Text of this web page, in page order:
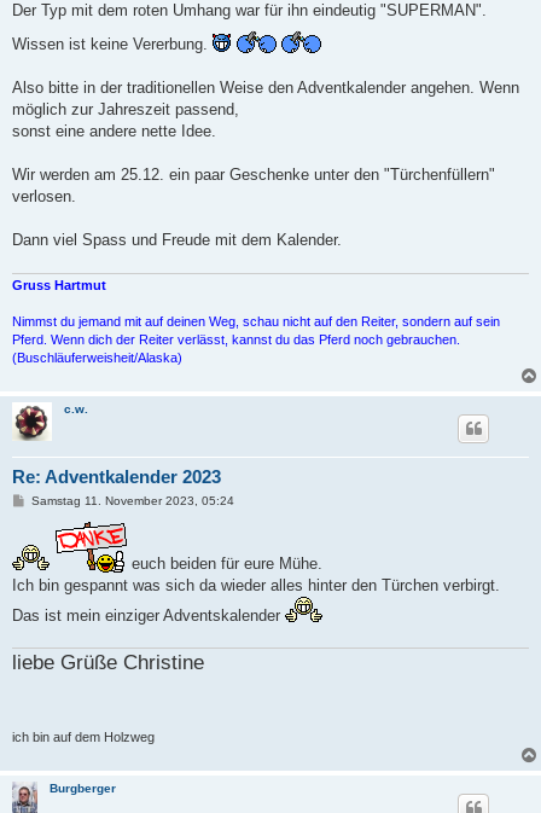
Der Typ mit dem roten Umhang war für ihn eindeutig "SUPERMAN".
Wissen ist keine Vererbung.
Also bitte in der traditionellen Weise den Adventkalender angehen. Wenn
möglich zur Jahreszeit passend,
sonst eine andere nette Idee.
Wir werden am 25.12. ein paar Geschenke unter den "Türchenfüllern"
verlosen.
Dann viel Spass und Freude mit dem Kalender.
Gruss Hartmut
Nimmst du jemand mit auf deinen Weg, schau nicht auf den Reiter, sondern auf sein
Pferd. Wenn dich der Reiter verlässt, kannst du das Pferd noch gebrauchen.
(Buschläuferweisheit/Alaska)
c.w.
Re: Adventkalender 2023
B
t
r
g
Samstag 11. November 2023, 05:24
euch beiden für eure Mühe.
Ich bin gespannt was sich da wieder alles hinter den Türchen verbirgt.
Das ist mein einziger Adventskalender
liebe Grüße Christine
ich bin auf dem Holzweg
Burgberger